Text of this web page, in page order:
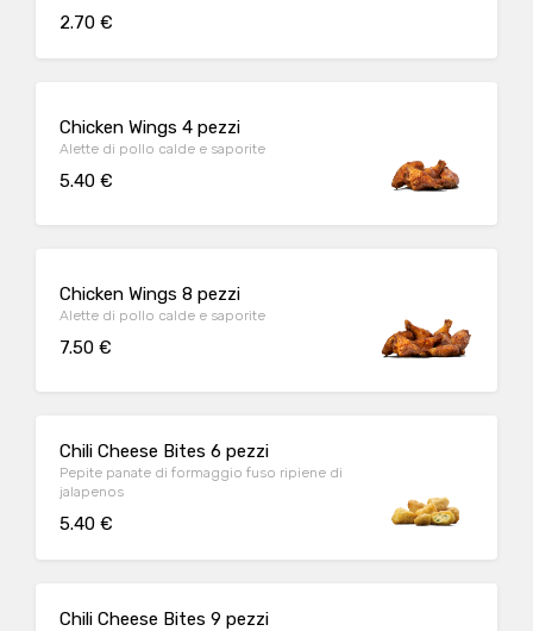
2.70 €
Chicken Wings 4 pezzi
Alette di pollo calde e saporite
5.40 €
Chicken Wings 8 pezzi
Alette di pollo calde e saporite
7.50 €
Chili Cheese Bites 6 pezzi
Pepite panate di formaggio fuso ripiene di
jalapenos
5.40 €
Chili Cheese Bites 9 pezzi